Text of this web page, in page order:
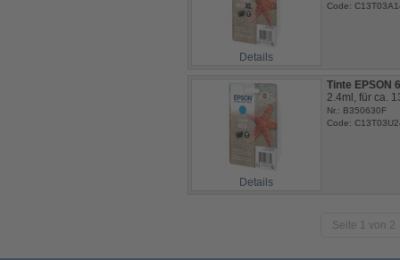
Details
Code:
Details
Tinte EPSON
2.4ml, für ca.
Nr.: B350630F
Code:
Seite 1 von 2